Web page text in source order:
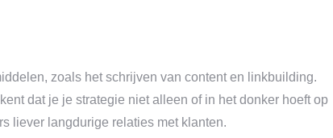
zoals het schrijven van content en linkbuilding.
dat je je strategie niet alleen of in het donker hoeft op
liever langdurige relaties met klanten.